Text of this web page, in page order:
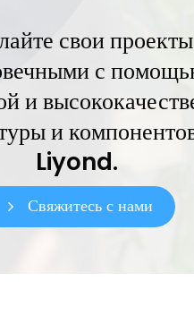
свои проекты
с
и
и
Liyond.
Свяжитесь с нами